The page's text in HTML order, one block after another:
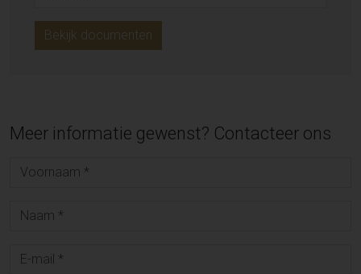
Bekijk documenten
Meer informatie gewenst? Contacteer ons